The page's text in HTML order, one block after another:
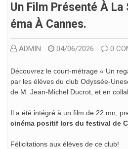
Un Film Présenté À La
Éma À Cannes.
ADMIN 04/06/2026 0
Découvrez le court-métrage « Un
par les élèves du club Odyssée-
de M. Jean-Michel Ducrot, et en
Il a été intégré à un film de 22 mn,
cinéma positif lors du festival de
Félicitations aux élèves de ce club!